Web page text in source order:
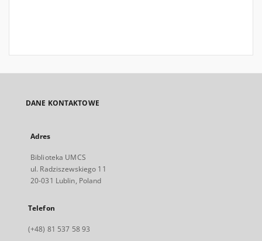
DANE KONTAKTOWE
Adres
Biblioteka UMCS
ul. Radziszewskiego 11
20-031 Lublin, Poland
Telefon
(+48) 81 537 58 93